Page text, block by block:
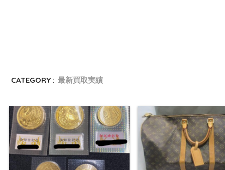
CATEGORY : 最新買取実績